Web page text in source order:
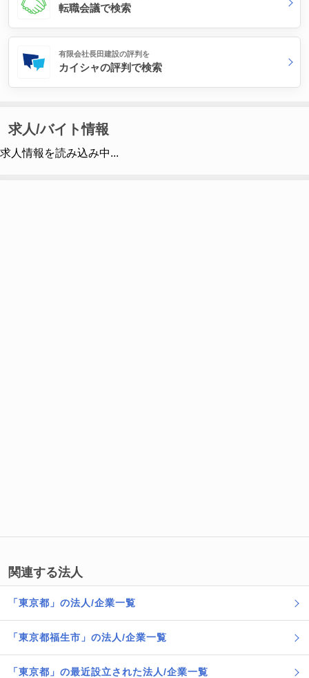
転職会議で検索
有限会社長田建設の評判を
カイシャの評判で検索
求人/バイト情報
求人情報を読み込み中...
関連する法人
「東京都」の法人/企業一覧
「東京都福生市」の法人/企業一覧
「東京都」の最近設立された法人/企業一覧